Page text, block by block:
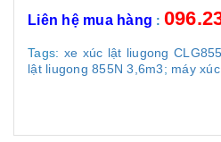
Liên hệ mua hàng :
Tags: xe xúc lật liugong
lật liugong 855N 3,6m3; máy